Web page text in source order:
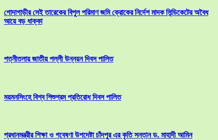
গোদাগাড়ীর সেই তারেকের বিপুল পরিমাণ জমি ক্রোকের নির্দেশ মাদক সিন্ডিকেটের অবৈধ
আয়ে বড় ধাক্কা
পত্নীতলায় জাতীয় পল্লী উন্নয়ন দিবস পালিত
ময়মনসিংহে বিশ্ব শিশুশ্রম প্রতিরোধ দিবস পালিত
প্রধানমন্ত্রীর শিক্ষা ও গবেষণা উপদেষ্টা চাঁদপুর এর কৃতি সন্তান ড. মাহাদী আমিন